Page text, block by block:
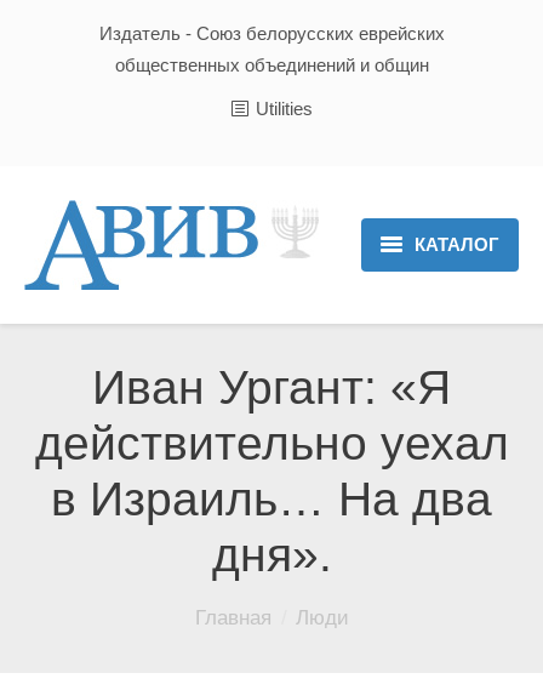
Издатель - Союз белорусских еврейских
общественных объединений и общин
Utilities
КАТАЛОГ
Культура и Традиции
История
Иван Ургант: «Я
действительно уехал
в Израиль… На два
дня».
Главная Люди